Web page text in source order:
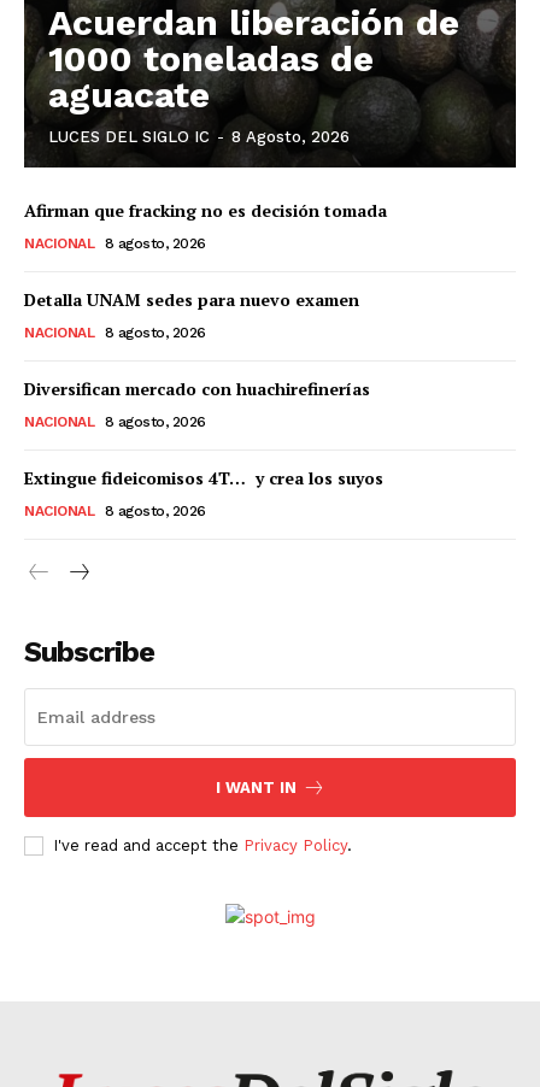
Luces
Empresa
Contacto
Política de privacidad
Acuerdan liberación de
1000 toneladas de
aguacate
LUCES DEL SIGLO IC - 8 Agosto, 2026
Afirman que fracking no es decisión tomada
NACIONAL 8 agosto, 2026
Detalla UNAM sedes para nuevo examen
NACIONAL 8 agosto, 2026
Diversifican mercado con huachirefinerías
NACIONAL 8 agosto, 2026
Extingue fideicomisos 4T… y crea los suyos
NACIONAL 8 agosto, 2026
Subscribe
I WANT IN
I've read and accept the Privacy Policy.